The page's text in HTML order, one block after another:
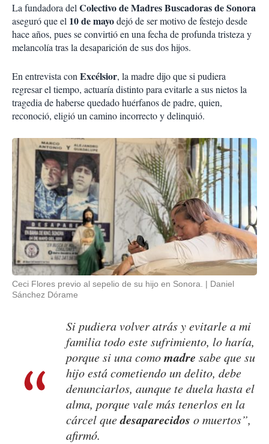
La fundadora delColectivo de Madres Buscadoras de Sonora
aseguró que el 10 de mayodejó de ser motivo de festejo desde
hace años, pues se convirtió en una fecha de profunda tristeza y
melancolía tras la desaparición de sus dos hijos.
En entrevista conExcélsior, la madre dijo que si pudiera
regresar el tiempo, actuaría distinto para evitarle a sus nietos la
tragedia de haberse quedado huérfanos de padre, quien,
reconoció, eligió un camino incorrecto y delinquió.
Ceci Flores previo al sepelio de su hijo en Sonora.
Daniel
Sánchez Dórame
Si pudiera volver atrás y evitarle a mi
familia todo este sufrimiento, lo haría,
porque si una comomadre sabe que su
hijo está cometiendo un delito, debe
denunciarlos, aunque te duela hasta el
alma, porque vale más tenerlos en la
cárcel quedesaparecidos o muertos”,
afirmó.